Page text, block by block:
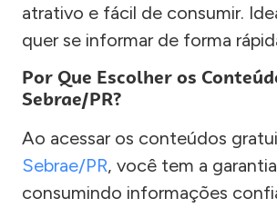
atrativo e fácil de consumir.
quer se informar de forma
Por Que Escolher os
Sebrae/PR?
Ao acessar os conteúdos
Sebrae/PR, você tem a
consumindo informações